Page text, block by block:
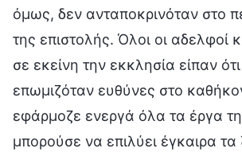
όμως, δεν ανταποκρινόταν στο
της επιστολής. Όλοι οι αδελφοί
σε εκείνη την εκκλησία είπαν
επωμιζόταν ευθύνες στο
εφάρμοζε ενεργά όλα τα έργα
μπορούσε να επιλύει έγκαιρα